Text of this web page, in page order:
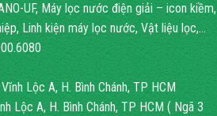
UF, Máy lọc nước điện giải – icon kiềm,
Linh kiện máy lọc nước, Vật liệu lọc,…
Lộc A, H. Bình Chánh, TP HCM
Lộc A, H. Bình Chánh, TP HCM ( Ngã 3